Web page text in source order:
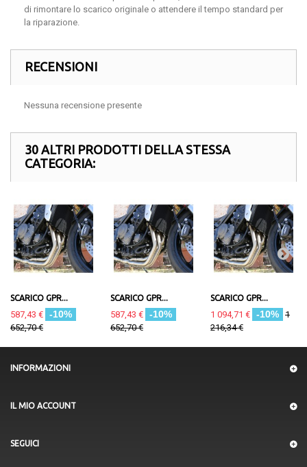
di rimontare lo scarico originale o attendere il tempo standard per
la riparazione.
RECENSIONI
Nessuna recensione presente
30 ALTRI PRODOTTI DELLA STESSA
CATEGORIA:
SCARICO GPR...
587,43 € -10%
652,70 €
SCARICO GPR...
587,43 € -10%
652,70 €
SCARICO GPR...
1 094,71 € -10% 1
216,34 €
INFORMAZIONI
IL MIO ACCOUNT
SEGUICI